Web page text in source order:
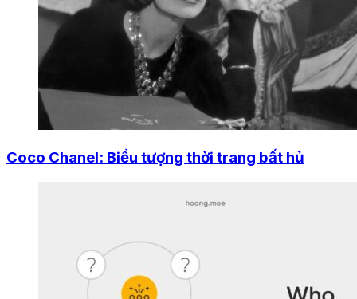
Coco Chanel: Biểu tượng thời trang bất hủ